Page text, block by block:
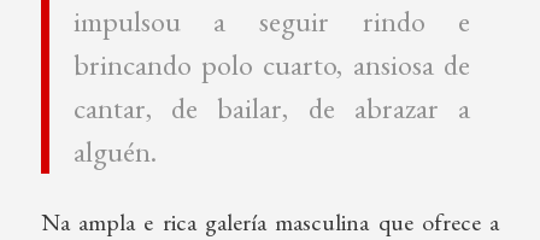
impulsou a seguir rindo e
brincando polo cuarto, ansiosa de
cantar, de bailar, de abrazar a
alguén.
Na ampla e rica galería masculina que ofrece a